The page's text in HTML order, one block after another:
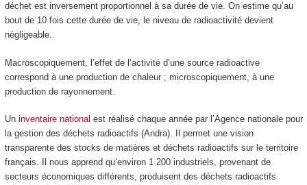
déchet est inversement proportionnel à sa durée de vie. On estime qu’au
bout de 10 fois cette durée de vie, le niveau de radioactivité devient
négligeable.
Macroscopiquement, l’effet de l’activité d’une source radioactive
correspond à une production de chaleur ; microscopiquement, à une
production de rayonnement.
Un inventaire national est réalisé chaque année par l’Agence nationale pour
la gestion des déchets radioactifs (Andra). Il permet une vision
transparente des stocks de matières et déchets radioactifs sur le territoire
français. Il nous apprend qu’environ 1 200 industriels, provenant de
secteurs économiques différents, produisent des déchets radioactifs